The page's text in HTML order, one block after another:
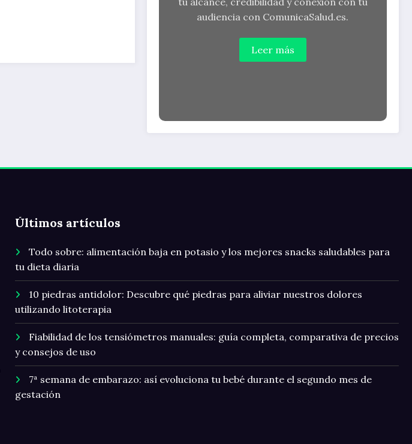
audiencia con ComunicaSalud.es.
Leer más
Últimos artículos
Todo sobre: alimentación baja en potasio y los mejores snacks saludables para
tu dieta diaria
10 piedras antidolor: Descubre qué piedras para aliviar nuestros dolores
utilizando litoterapia
Fiabilidad de los tensiómetros manuales: guía completa, comparativa de precios
y consejos de uso
7ª semana de embarazo: así evoluciona tu bebé durante el segundo mes de
gestación